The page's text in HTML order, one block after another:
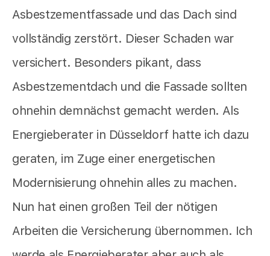
Asbestzementfassade und das Dach sind
vollständig zerstört. Dieser Schaden war
versichert. Besonders pikant, dass
Asbestzementdach und die Fassade sollten
ohnehin demnächst gemacht werden. Als
Energieberater in Düsseldorf hatte ich dazu
geraten, im Zuge einer energetischen
Modernisierung ohnehin alles zu machen.
Nun hat einen großen Teil der nötigen
Arbeiten die Versicherung übernommen. Ich